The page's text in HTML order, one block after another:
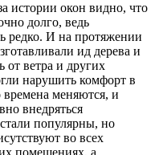
истории окон видно, что
долго, ведь
редко. И на протяжении
ид дерева и
от ветра и других
нарушить комфорт в
меняются, и
внедряться
популярны, но
во всех